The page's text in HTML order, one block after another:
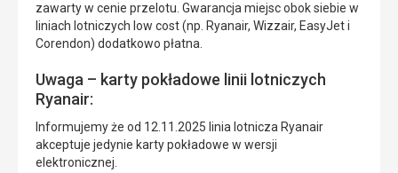
zawarty w cenie przelotu. Gwarancja miejsc obok siebie w
liniach lotniczych low cost (np. Ryanair, Wizzair, EasyJet i
Corendon) dodatkowo płatna.
Uwaga – karty pokładowe linii lotniczych
Ryanair:
Informujemy że od 12.11.2025 linia lotnicza Ryanair
akceptuje jedynie karty pokładowe w wersji
elektronicznej.